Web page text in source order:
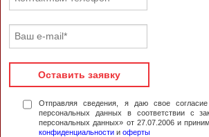
Оставить заявку
Отправляя сведения, я даю свое
персональных данных в соответствии с
персональных данных» от 27.07.2006 и
конфиденциальности и оферты